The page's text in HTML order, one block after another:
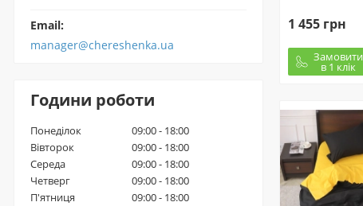
1 455 грн
Замовити
в 1 клік
Email:
manager@chereshenka.ua
Години роботи
Понеділок
09:00 - 18:00
Вівторок
09:00 - 18:00
Середа
09:00 - 18:00
Четверг
09:00 - 18:00
П'ятниця
09:00 - 18:00